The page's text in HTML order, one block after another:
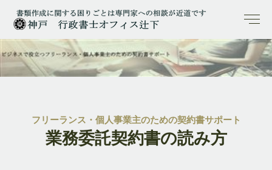
フリーランス・個人事業主のための契約書サポート
業務委託契約書の読み方